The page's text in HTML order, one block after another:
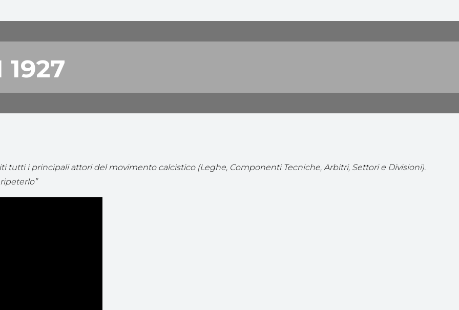
1927
tutti i principali attori del movimento calcistico (Leghe, Componenti Tecniche, Arbitri, Settori e Divisioni).